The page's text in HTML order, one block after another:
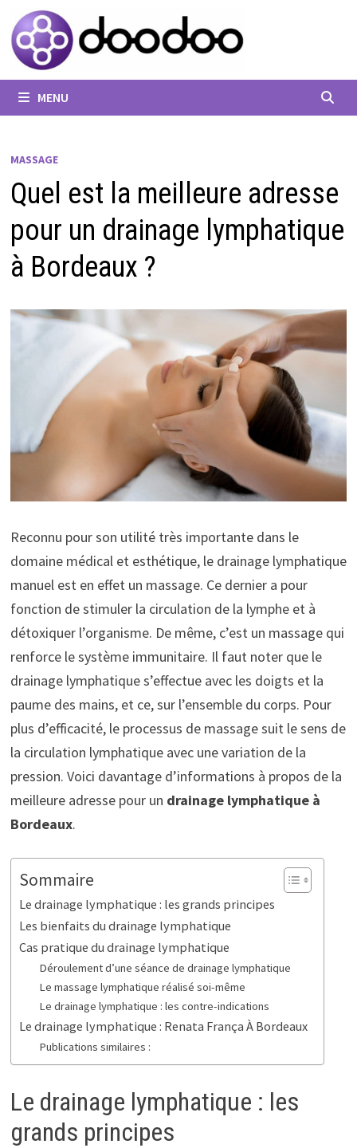
Passer
au
contenu
MENU
MASSAGE
Quel est la meilleure adresse
pour un drainage lymphatique
à Bordeaux ?
Reconnu pour son utilité très importante dans le
domaine médical et esthétique, le drainage lymphatique
manuel est en effet un massage. Ce dernier a pour
fonction de stimuler la circulation de la lymphe et à
détoxiquer l’organisme. De même, c’est un massage qui
renforce le système immunitaire. Il faut noter que le
drainage lymphatique s’effectue avec les doigts et la
paume des mains, et ce, sur l’ensemble du corps. Pour
plus d’efficacité, le processus de massage suit le sens de
la circulation lymphatique avec une variation de la
pression. Voici davantage d’informations à propos de la
meilleure adresse pour un drainage lymphatique à
Bordeaux.
Sommaire
Le drainage lymphatique : les grands principes
Les bienfaits du drainage lymphatique
Cas pratique du drainage lymphatique
Déroulement d’une séance de drainage lymphatique
Le massage lymphatique réalisé soi-même
Le drainage lymphatique : les contre-indications
Le drainage lymphatique : Renata França À Bordeaux
Publications similaires :
Le drainage lymphatique : les
grands principes